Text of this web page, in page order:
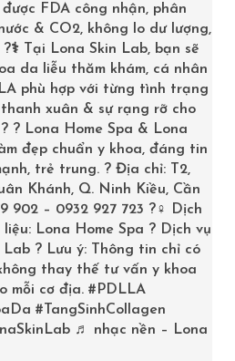
ngừa lão hóa, Thải độc, Giảm
& Tái tạo da .
hơn 10 lần so vớiaxit
cho làn da và mềm mịn cho
vật giúp tái tạo da
hiệu
kết dính.
FDA công nhận, phân
& CO2, không lo dư lượng,
Tại Lona Skin Lab, bạn sẽ
da liễu thăm khám, cá nhân
phù hợp với từng tình trạng
xuân & sự rạng rỡ cho
? Lona Home Spa & Lona
đẹp chuẩn y khoa, đáng tin
trẻ trung. ? Địa chỉ: T2,
Khánh, Q. Ninh Kiều, Cần
902 – 0932 927 723 ?‍♀️ Dịch
Lona Home Spa ? Dịch vụ
Lab ? Lưu ý: Thông tin chỉ có
thay thế tư vấn y khoa
mỗi cơ địa. #PDLLA
#TangSinhCollagen
♬ nhạc nền – Lona